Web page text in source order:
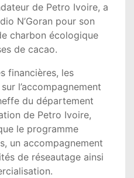
de Petro Ivoire, a
N’Goran pour son
charbon écologique
de cacao.
financières, les
l’accompagnement
du département
de Petro Ivoire,
le programme
un accompagnement
de réseautage ainsi